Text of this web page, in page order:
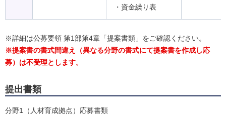
・資金繰り表
※詳細は公募要領 第1部第4章「提案書類」をご確認ください。
※​提案書の書式間違え（異なる分野の書式にて提案書を作成し応
募）は不受理とします。
提出書類
分野1（人材育成拠点）応募書類